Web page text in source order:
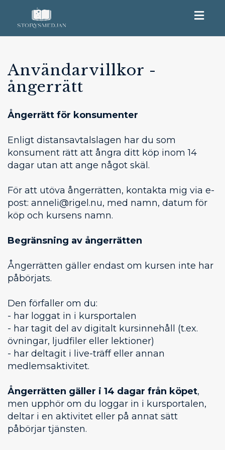
Användarvillkor -
ångerrätt
Ångerrätt för konsumenter
Enligt distansavtalslagen har du som
konsument rätt att ångra ditt köp inom 14
dagar utan att ange något skäl.
För att utöva ångerrätten, kontakta mig via e-
post: anneli@rigel.nu, med namn, datum för
köp och kursens namn.
Begränsning av ångerrätten
Ångerrätten gäller endast om kursen inte har
påbörjats.
Den förfaller om du:
- har loggat in i kursportalen
- har tagit del av digitalt kursinnehåll (t.ex.
övningar, ljudfiler eller lektioner)
- har deltagit i live-träff eller annan
medlemsaktivitet.
Ångerrätten gäller i 14 dagar från köpet,
men upphör om du loggar in i kursportalen,
deltar i en aktivitet eller på annat sätt
påbörjar tjänsten.